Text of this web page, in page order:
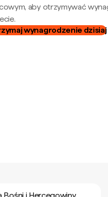
aby otrzymywać
wynagrodzenie dzisiaj